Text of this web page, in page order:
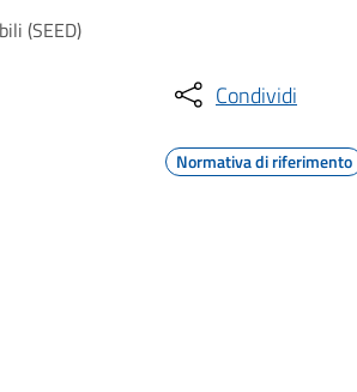
(SEED)
Condividi
Normativa di riferimento